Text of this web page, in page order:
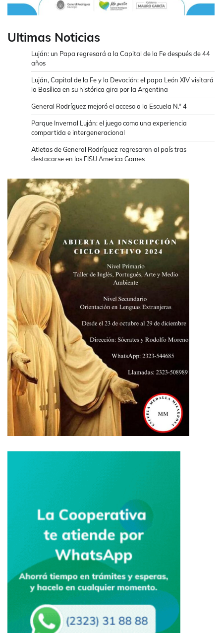
Ultimas Noticias
Luján: un Papa regresará a la Capital de la Fe después de 44
años
Luján, Capital de la Fe y la Devoción: el papa León XIV visitará
la Basílica en su histórica gira por la Argentina
General Rodríguez mejoró el acceso a la Escuela N.° 4
Parque Invernal Luján: el juego como una experiencia
compartida e intergeneracional
Atletas de General Rodríguez regresaron al país tras
destacarse en los FISU America Games